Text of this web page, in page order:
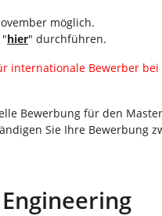
möglich.
hier" durchführen.
internationale Bewerber
Bewerbung für den
Sie Ihre Bewerbung